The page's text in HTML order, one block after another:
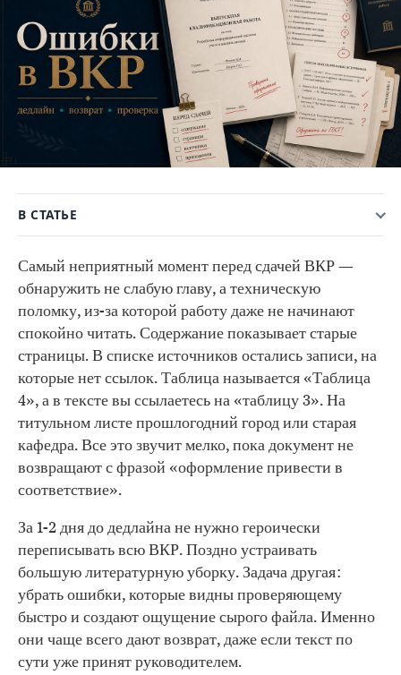
В СТАТЬЕ
Самый неприятный момент перед сдачей ВКР —
обнаружить не слабую главу, а техническую
поломку, из-за которой работу даже не начинают
спокойно читать. Содержание показывает старые
страницы. В списке источников остались записи, на
которые нет ссылок. Таблица называется «Таблица
4», а в тексте вы ссылаетесь на «таблицу 3». На
титульном листе прошлогодний город или старая
кафедра. Все это звучит мелко, пока документ не
возвращают с фразой «оформление привести в
соответствие».
За 1-2 дня до дедлайна не нужно героически
переписывать всю ВКР. Поздно устраивать
большую литературную уборку. Задача другая:
убрать ошибки, которые видны проверяющему
быстро и создают ощущение сырого файла. Именно
они чаще всего дают возврат, даже если текст по
сути уже принят руководителем.